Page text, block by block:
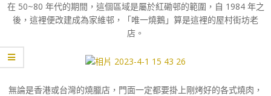
在 50~80 年代的期間，這個區域是屬於紅磡邨的範圍，自 1984 年之
後，這裡便改建成為家維邨，「唯一燒鵝」算是這裡的屋村街坊老
店。
無論是香港或台灣的燒臘店，門面一定都要掛上剛烤好的各式燒肉，